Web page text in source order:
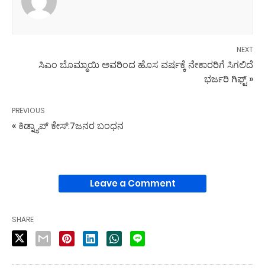
NEXT
ಸಿಎಂ ಬೊಮ್ಮಾಯಿ ಅವರಿಂದ ಹೊಸ ವರ್ಷಕ್ಕೆ ನೇಕಾರರಿಗೆ ಸಿಗಲಿದೆ
ಭರ್ಜರಿ ಗಿಫ್ಟ್ »
PREVIOUS
« ಕಿಡ್ನ್ಯಾಪ್ ಕೇಸ್:7ಜನರ ಬಂಧನ
Leave a Comment
SHARE